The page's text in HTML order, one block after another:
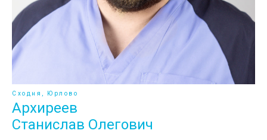
Сходня, Юрлово
Архиреев
Станислав Олегович